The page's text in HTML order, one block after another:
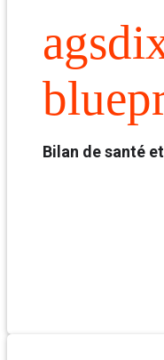
Bilan de santé